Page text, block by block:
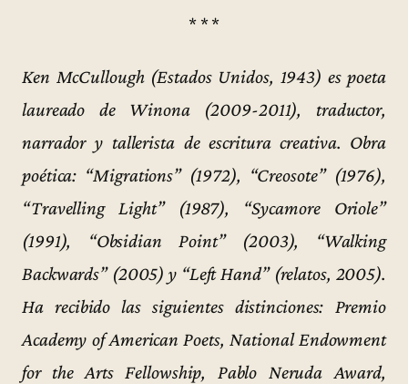
* * *
Ken McCullough (Estados Unidos, 1943) es poeta
laureado de Winona (2009-2011), traductor,
narrador y tallerista de escritura creativa. Obra
poética: “Migrations” (1972), “Creosote” (1976),
“Travelling Light” (1987), “Sycamore Oriole”
(1991), “Obsidian Point” (2003), “Walking
Backwards” (2005) y “Left Hand” (relatos, 2005).
Ha recibido las siguientes distinciones: Premio
Academy of American Poets, National Endowment
for the Arts Fellowship, Pablo Neruda Award,